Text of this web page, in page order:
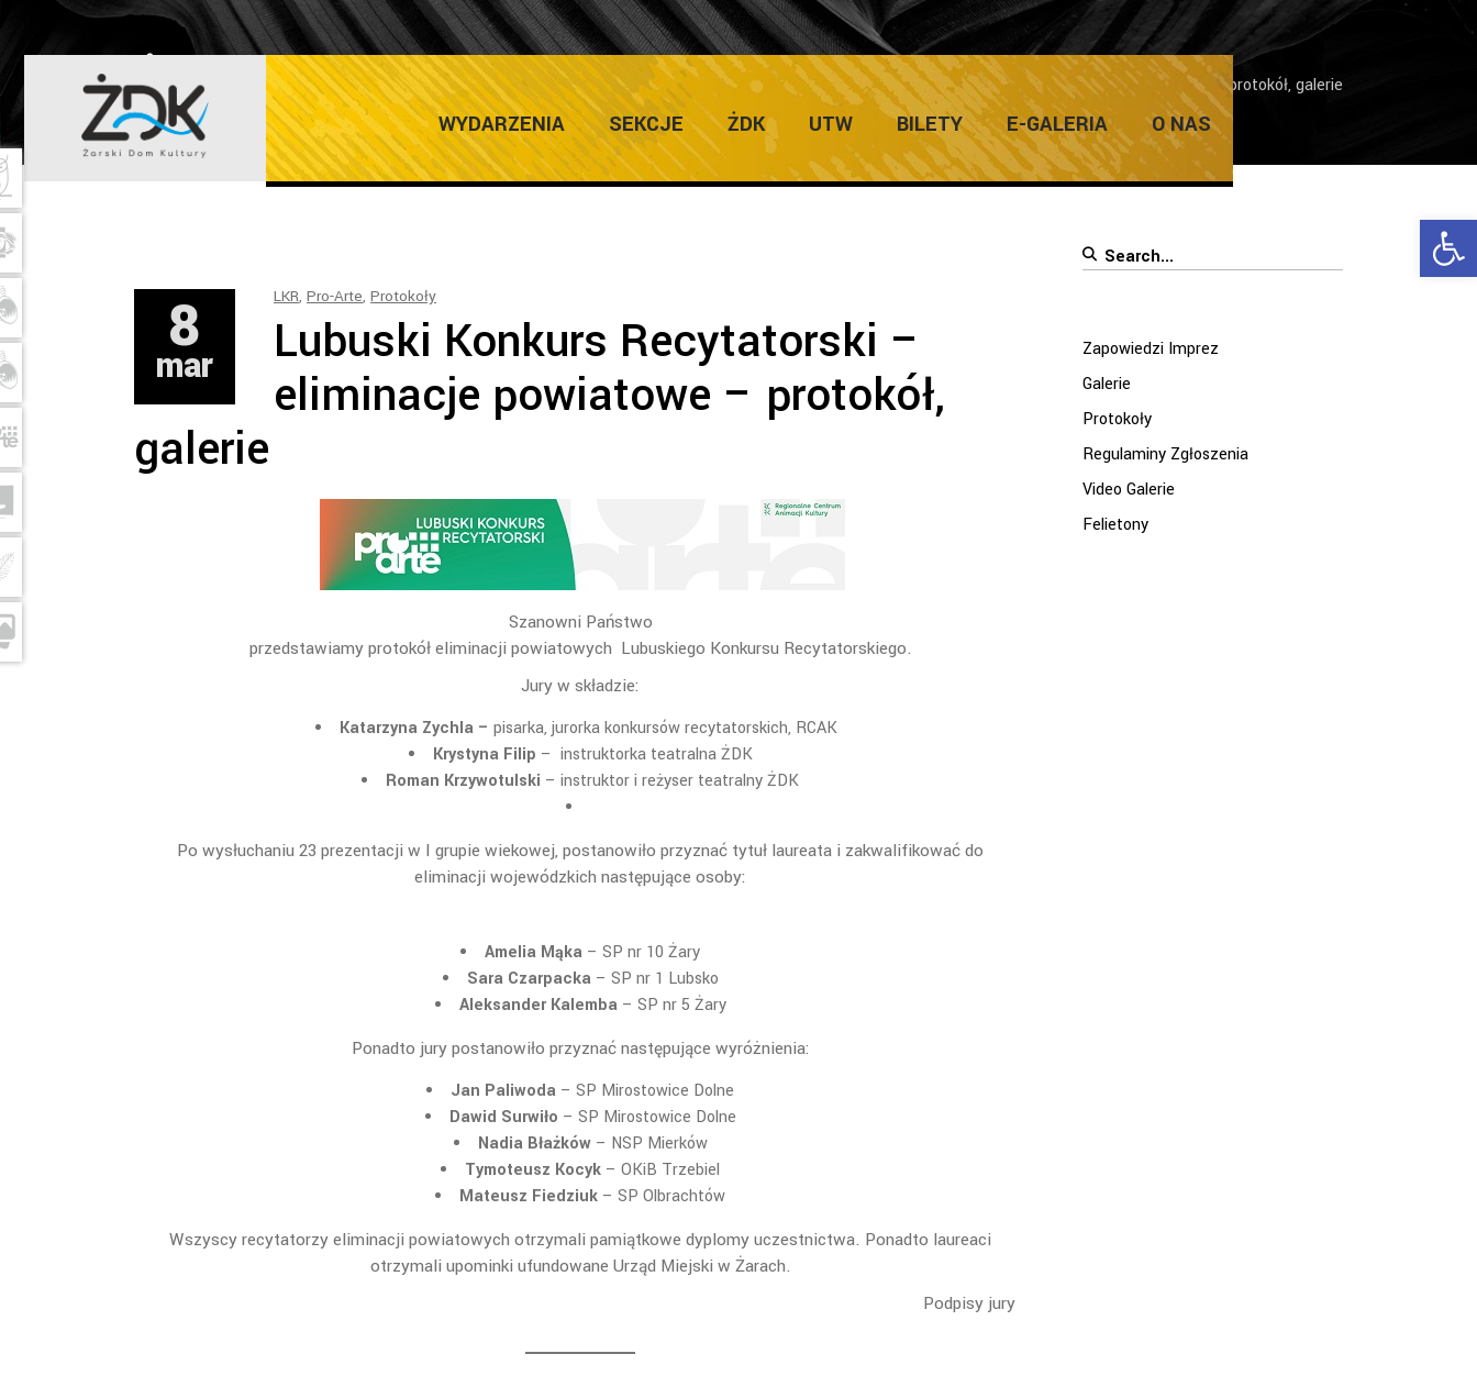
WYDARZENIA SEKCJE ŻDK UTW BILETY E-GALERIA O NAS
ŻARSKI DOM KULTURY Home / LKR /Lubuski Konkurs Recytatorski – eliminacje powiatowe – protokół, galerie
8
mar
LKR, Pro-Arte, Protokoły
Lubuski Konkurs Recytatorski –
eliminacje powiatowe – protokół,
galerie
Szanowni Państwo
przedstawiamy protokół eliminacji powiatowych Lubuskiego Konkursu Recytatorskiego.
Jury w składzie:
Katarzyna Zychla – pisarka, jurorka konkursów recytatorskich, RCAK
Krystyna Filip – instruktorka teatralna ŻDK
Roman Krzywotulski – instruktor i reżyser teatralny ŻDK
Po wysłuchaniu 23 prezentacji w I grupie wiekowej, postanowiło przyznać tytuł laureata i zakwalifikować do
eliminacji wojewódzkich następujące osoby:
Amelia Mąka – SP nr 10 Żary
Sara Czarpacka– SP nr 1 Lubsko
Aleksander Kalemba– SP nr 5 Żary
Ponadto jury postanowiło przyznać następujące wyróżnienia:
Jan Paliwoda – SP Mirostowice Dolne
Dawid Surwiło – SP Mirostowice Dolne
Nadia Błażków– NSP Mierków
Tymoteusz Kocyk – OKiB Trzebiel
Mateusz Fiedziuk – SP Olbrachtów
Wszyscy recytatorzy eliminacji powiatowych otrzymali pamiątkowe dyplomy uczestnictwa. Ponadto laureaci
otrzymali upominki ufundowane Urząd Miejski w Żarach.
Podpisy jury
Search
Zapowiedzi Imprez
Galerie
Protokoły
Regulaminy Zgłoszenia
Video Galerie
Felietony